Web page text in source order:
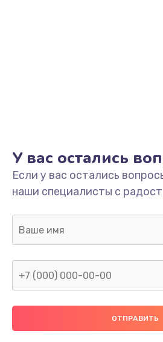
У вас остались
Если у вас остались
наши специалисты с